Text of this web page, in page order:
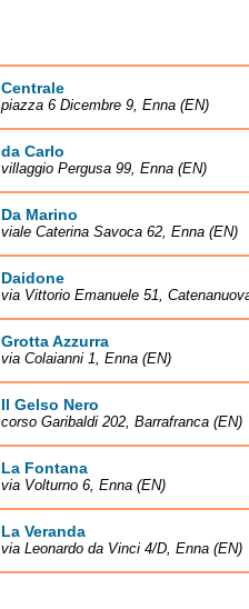
Centrale
piazza 6 Dicembre 9, Enna (EN)
da Carlo
villaggio Pergusa 99, Enna (EN)
Da Marino
viale Caterina Savoca 62, Enna (EN)
Daidone
via Vittorio Emanuele 51,
Grotta Azzurra
via Colaianni 1, Enna (EN)
Il Gelso Nero
corso Garibaldi 202, Barrafranca (EN)
La Fontana
via Volturno 6, Enna (EN)
La Veranda
via Leonardo da Vinci 4/D, Enna (EN)